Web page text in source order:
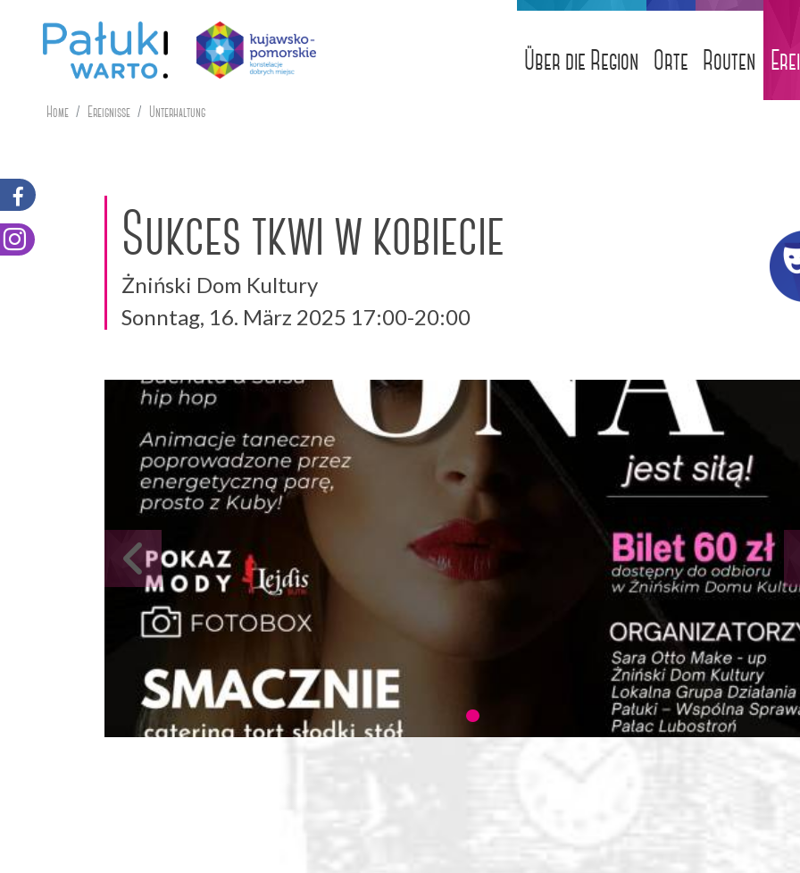
Über die Region Orte Routen
Home Ereignisse Unterhaltung
Sukces tkwi w kobiecie
Żniński Dom Kultury
Sonntag, 16. März 2025 17:00-20:00